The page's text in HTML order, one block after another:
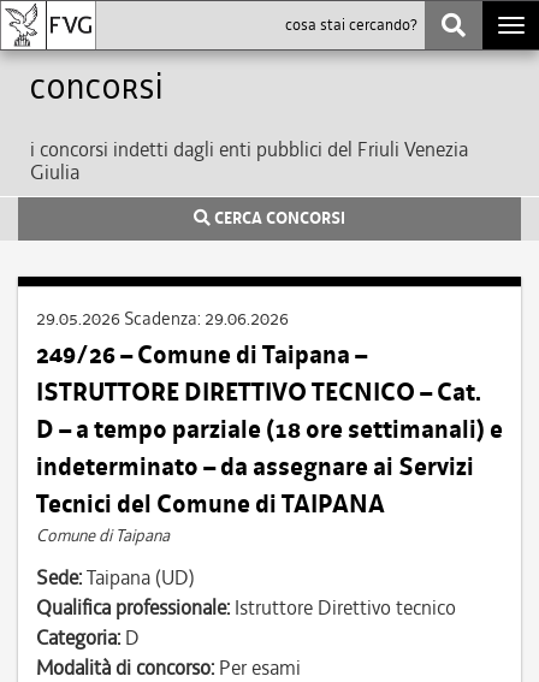
Concorsi
i concorsi indetti dagli enti pubblici del Friuli Venezia
Giulia
CERCA CONCORSI
29.05.2026 Scadenza: 29.06.2026
249/26 – Comune di Taipana –
ISTRUTTORE DIRETTIVO TECNICO – Cat.
D – a tempo parziale (18 ore settimanali) e
indeterminato – da assegnare ai Servizi
Tecnici del Comune di TAIPANA
Comune di Taipana
Sede:Taipana (UD)
Qualifica professionale: Istruttore Direttivo tecnico
Categoria: D
Modalità di concorso: Per esami